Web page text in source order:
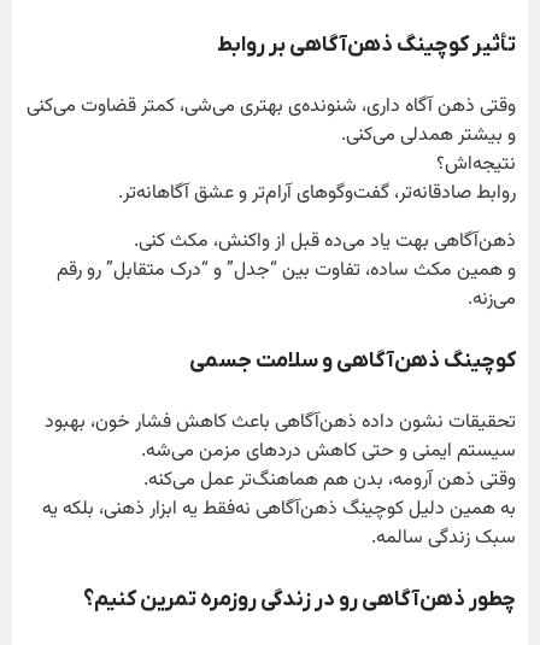
تأثیر کوچینگ ذهن‌آگاهی بر روابط
وقتی ذهن آگاه داری، شنونده‌ی بهتری می‌شی، کمتر قضاوت می‌کنی
و بیشتر همدلی می‌کنی.
نتیجه‌اش؟
روابط صادقانه‌تر، گفت‌وگوهای آرام‌تر و عشق آگاهانه‌تر.
ذهن‌آگاهی بهت یاد می‌ده قبل از واکنش، مکث کنی.
و همین مکث ساده، تفاوت بین “جدل” و “درک متقابل” رو رقم
می‌زنه.
کوچینگ ذهن‌آگاهی و سلامت جسمی
تحقیقات نشون داده ذهن‌آگاهی باعث کاهش فشار خون، بهبود
سیستم ایمنی و حتی کاهش دردهای مزمن می‌شه.
وقتی ذهن آرومه، بدن هم هماهنگ‌تر عمل می‌کنه.
به همین دلیل کوچینگ ذهن‌آگاهی نه‌فقط یه ابزار ذهنی، بلکه یه
سبک زندگی سالمه.
چطور ذهن‌آگاهی رو در زندگی روزمره تمرین کنیم؟